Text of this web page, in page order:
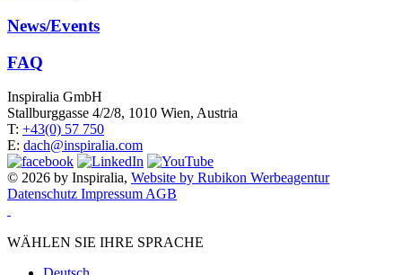
News/Events
FAQ
Inspiralia GmbH
Stallburggasse 4/2/8, 1010 Wien, Austria
T: +43(0) 57 750
E: dach@inspiralia.com
© 2026 by Inspiralia, Website by Rubikon Werbeagentur
Datenschutz Impressum AGB
WÄHLEN SIE IHRE SPRACHE